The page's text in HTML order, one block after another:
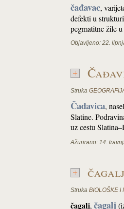
čađavac,
defekti u
pegmatitne žile
Objavljeno: 22.
Struka
Čađavica,
Slatine.
uz cestu
Ažurirano: 14.
čagalj
Struka BIOLOŠKE I
čagalj, čagalj